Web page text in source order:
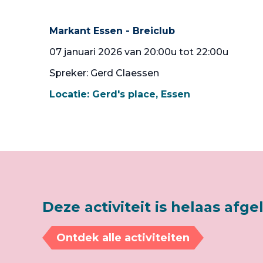
Markant Essen - Breiclub
07 januari 2026 van 20:00u tot 22:00u
Spreker: Gerd Claessen
Locatie: Gerd's place, Essen
Deze activiteit is helaas
Ontdek alle activiteiten